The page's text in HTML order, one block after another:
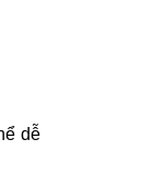
dễ